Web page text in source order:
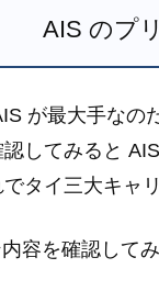
AIS のプ
が最大手なの
してみると
タイ三大キャ
容を確認して